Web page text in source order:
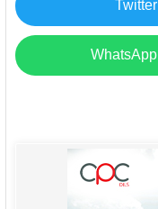
Twitter
WhatsApp